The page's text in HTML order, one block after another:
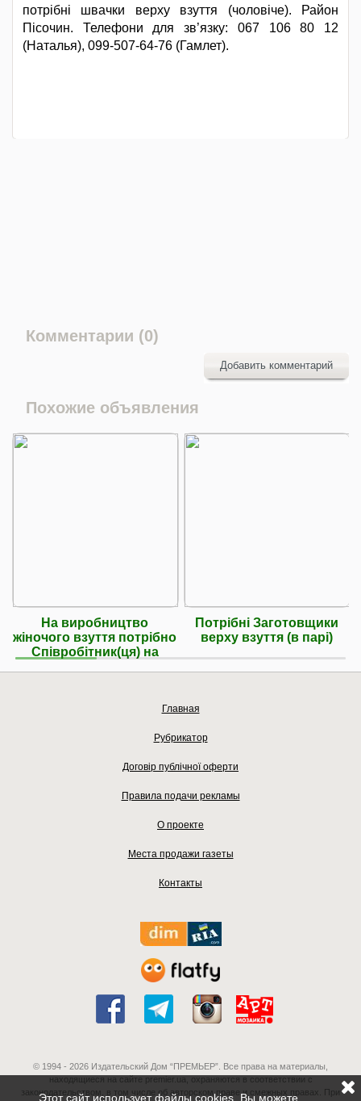
потрібні швачки верху взуття (чоловіче). Район
Пiсочин. Телефони для зв’язку: 067 106 80 12
(Наталья), 099-507-64-76 (Гамлет).
Комментарии (0)
Добавить комментарий
Похожие объявления
На виробництво
жіночого взуття потрібно
Співробітник(ця) на
Потрібні Заготовщики
верху взуття (в парі)
Главная
Рубрикатор
Договір публічної оферти
Правила подачи рекламы
О проекте
Места продажи газеты
Контакты
© 1994 - 2026 Издательский Дом “ПРЕМЬЕР”. Все права на материалы,
находящиеся на сайте premier.ua, охраняются в соответствии с
законодательством, в том числе об авторском праве и смежных правах. При
Этот сайт использует файлы cookies. Вы можете